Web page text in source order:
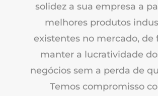
solidez a sua empresa a
melhores produtos
existentes no mercado, de
manter a lucratividade
negócios sem a perda de
Temos compromisso